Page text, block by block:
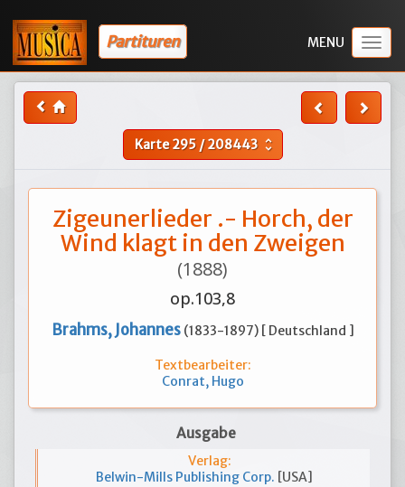
Partituren
Karte295/208443 unfold_more
Zigeunerlieder .- Horch, der
Wind klagt in den Zweigen
(1888)
op.103,8
Brahms, Johannes (1833-1897) [ Deutschland ]
Textbearbeiter:
Conrat, Hugo
Ausgabe
Verlag:
Belwin-Mills Publishing Corp. [USA]